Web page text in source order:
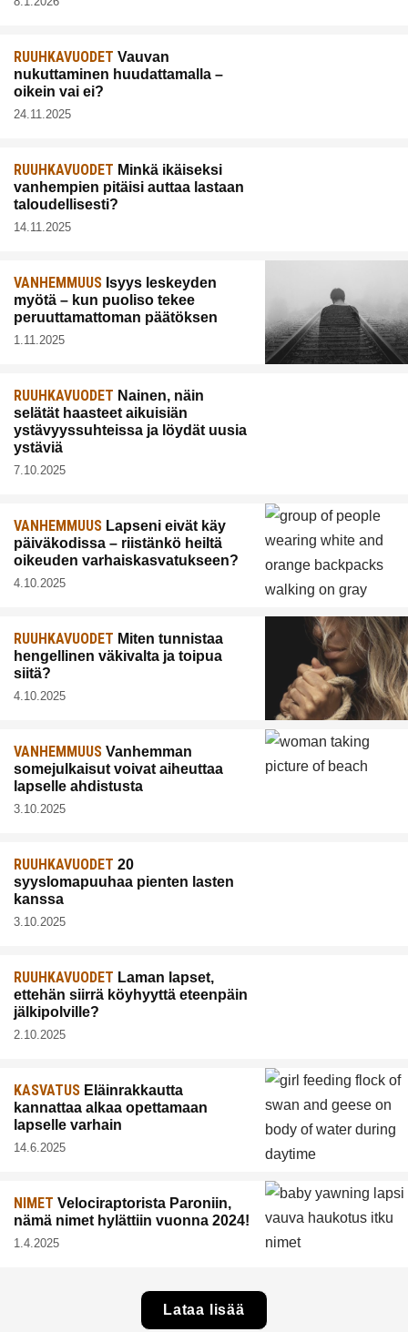
RUUHKAVUODET Vauvan
nukuttaminen huudattamalla –
oikein vai ei?
24.11.2025
RUUHKAVUODET Minkä ikäiseksi
vanhempien pitäisi auttaa lastaan
taloudellisesti?
14.11.2025
VANHEMMUUS Isyys leskeyden
myötä – kun puoliso tekee
peruuttamattoman päätöksen
1.11.2025
RUUHKAVUODET Nainen, näin
selätät haasteet aikuisiän
ystävyyssuhteissa ja löydät uusia
ystäviä
7.10.2025
VANHEMMUUS Lapseni eivät käy
päiväkodissa – riistänkö heiltä
oikeuden varhaiskasvatukseen?
4.10.2025
RUUHKAVUODET Miten tunnistaa
hengellinen väkivalta ja toipua
siitä?
4.10.2025
VANHEMMUUS Vanhemman
somejulkaisut voivat aiheuttaa
lapselle ahdistusta
3.10.2025
RUUHKAVUODET 20
syyslomapuuhaa pienten lasten
kanssa
3.10.2025
RUUHKAVUODET Laman lapset,
ettehän siirrä köyhyyttä eteenpäin
jälkipolville?
2.10.2025
KASVATUS Eläinrakkautta
kannattaa alkaa opettamaan
lapselle varhain
14.6.2025
NIMET Velociraptorista Paroniin,
nämä nimet hylättiin vuonna 2024!
1.4.2025
Lataa lisää